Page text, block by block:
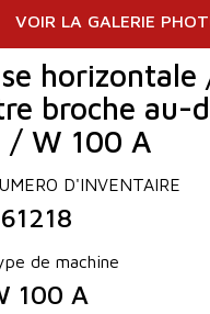
broche au-
/ W 100 A
D'INVENTAIRE
de machine
100 A